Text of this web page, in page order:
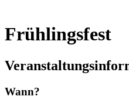
Frühlingsfest
Wann?